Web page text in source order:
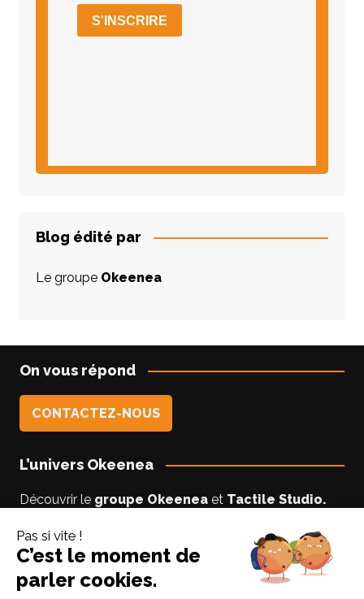
Blog édité par
Le groupe Okeenea
On vous répond
CONTACTEZ-NOUS
L’univers Okeenea
Découvrir le groupe Okeeneaet Tactile Studio.
Vous êtes un usager non-voyant ou malyoyant ?
Suivez le blogAccessibilite-DV
par Lise notre
experte accessibilité.